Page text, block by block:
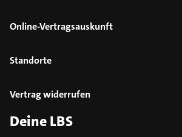
Online-Vertragsauskunft
Standorte
Vertrag widerrufen
Deine LBS